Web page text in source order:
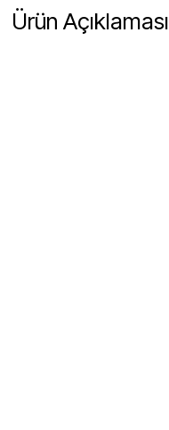
Ürün Açıklaması